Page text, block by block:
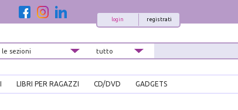
registrati
login
LIBRI PER RAGAZZI CD/DVD GADGETS